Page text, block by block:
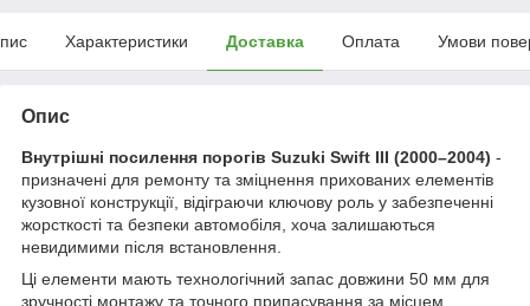
Характеристики Доставка Оплата Умови
Опис
Внутрішні посилення порогів Suzuki Swift III (2000–2004) -
призначені для ремонту та зміцнення прихованих елементів
кузовної конструкції, відіграючи ключову роль у забезпеченні
жорсткості та безпеки автомобіля, хоча залишаються
невидимими після встановлення.
Ці елементи мають технологічний запас довжини 50 мм для
зручності монтажу та точного припасування за місцем.